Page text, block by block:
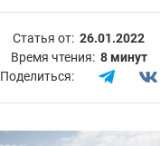
Статья от: 26.01.2022
Время чтения: 8 минут
Поделиться: